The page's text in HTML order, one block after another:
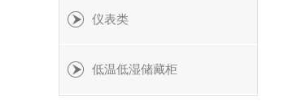
仪表类
低温低湿储藏柜